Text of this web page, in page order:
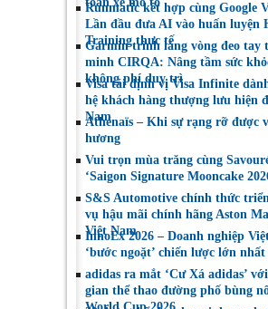
Runmatic kết hợp cùng Google
Lần đầu đưa AI vào huấn luyện
Training thực tế
Garmin trình làng vòng đeo tay
minh CIRQA: Nâng tầm sức
không phí duy trì
Visa tái định vị Visa Infinite
hệ khách hàng thượng lưu hiện
Nam
Athénaïs – Khi sự rạng rỡ được
hương
Vui trọn mùa trăng cùng
‘Saigon Signature Mooncake
S&S Automotive chính thức
vụ hậu mãi chính hãng Aston
Việt Nam
InnoEx 2026 – Doanh nghiệp
‘bước ngoặt’ chiến lược lớn
adidas ra mắt ‘Cư Xá adidas’
gian thể thao đường phố bùng